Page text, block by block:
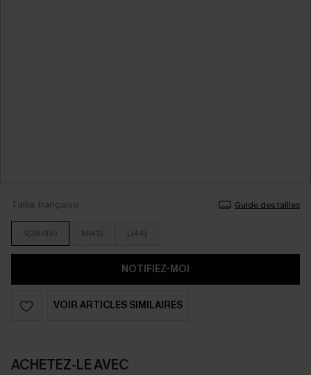
Taille française Guide des tailles
S(38/40) M(42) L(44)
NOTIFIEZ-MOI
VOIR ARTICLES SIMILAIRES
ACHETEZ‑LE AVEC